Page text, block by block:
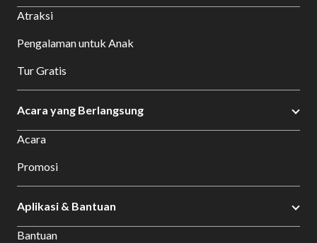
Atraksi
Pengalaman untuk Anak
Tur Gratis
Acara yang Berlangsung
Acara
Promosi
Aplikasi & Bantuan
Bantuan